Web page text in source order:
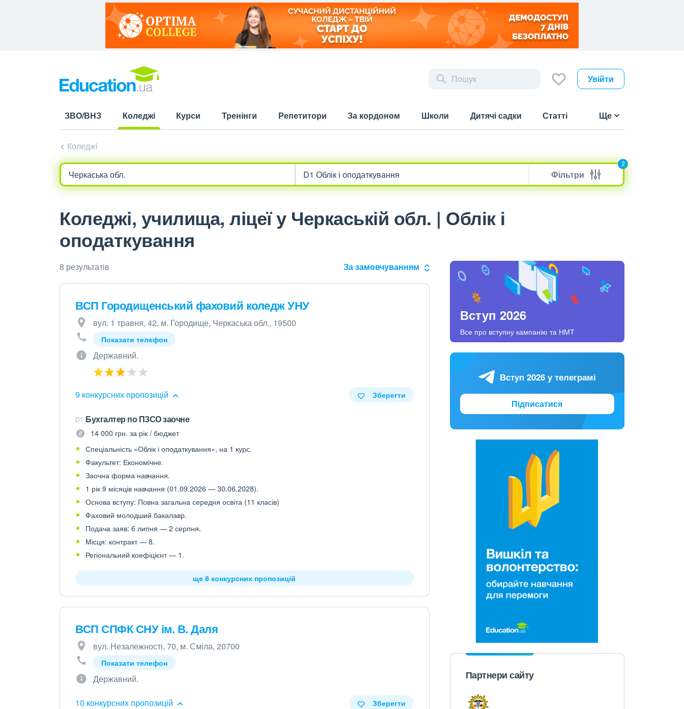
Увійти
ЗВО/ВНЗ
Коледжі
Курси Тренінги Репетитори За кордоном Школи Дитячі садки Статті Ще
Коледжі
Фільтри
2
Коледжі, училища, ліцеї у Черкаській обл. | Облік і
оподаткування
8 результатів За замовчуванням
ВСП Городищенський фаховий коледж УНУ
вул. 1 травня, 42, м. Городище, Черкаська обл., 19500
Показати телефон
Державний.
9 конкурсних пропозицій Зберегти
D1 Бухгалтер по ПЗСО заочне
14 000 грн. за рік / бюджет
Спеціальність «Облік і оподаткування», на 1 курс.
Факультет: Економічне.
Заочна форма навчання.
1 рік 9 місяців навчання (01.09.2026 — 30.06.2028).
Основа вступу: Повна загальна середня освіта (11 класів)
Фаховий молодший бакалавр.
Подача заяв: 6 липня — 2 серпня.
Місця: контракт — 8.
Регіональний коефіцієнт — 1.
ще 8 конкурсних пропозицій
ВСП СПФК СНУ ім. В. Даля
вул. Незалежності, 70, м. Сміла, 20700
Показати телефон
Державний.
10 конкурсних пропозицій Зберегти
Вступ 2026
Все про вступну кампанію та НМТ
Вступ 2026 у телеграмі
Підписатися
Партнери сайту